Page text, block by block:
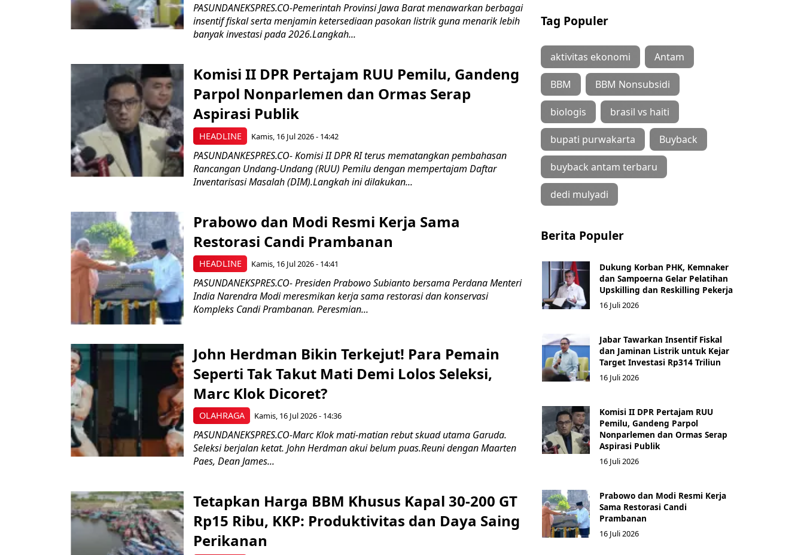
PASUNDANEKSPRES.CO-Pemerintah Provinsi Jawa Barat menawarkan berbagai
insentif fiskal serta menjamin ketersediaan pasokan listrik guna menarik lebih
banyak investasi pada 2026.Langkah...
HEADLINE
Komisi II DPR Pertajam RUU Pemilu, Gandeng
Parpol Nonparlemen dan Ormas Serap
Aspirasi Publik
Kamis, 16 Jul 2026 - 14:42
PASUNDANKESPRES.CO- Komisi II DPR RI terus mematangkan pembahasan
Rancangan Undang-Undang (RUU) Pemilu dengan mempertajam Daftar
Inventarisasi Masalah (DIM).Langkah ini dilakukan...
HEADLINE
Prabowo dan Modi Resmi Kerja Sama
Restorasi Candi Prambanan
Kamis, 16 Jul 2026 - 14:41
PASUNDANEKSPRES.CO- Presiden Prabowo Subianto bersama Perdana Menteri
India Narendra Modi meresmikan kerja sama restorasi dan konservasi
Kompleks Candi Prambanan. Peresmian...
OLAHRAGA
John Herdman Bikin Terkejut! Para Pemain
Seperti Tak Takut Mati Demi Lolos Seleksi,
Marc Klok Dicoret?
Kamis, 16 Jul 2026 - 14:36
PASUNDANEKSPRES.CO-Marc Klok mati-matian rebut skuad utama Garuda.
Seleksi berjalan ketat. John Herdman akui belum puas.Reuni dengan Maarten
Paes, Dean James...
Tetapkan Harga BBM Khusus Kapal 30-200 GT
Rp15 Ribu, KKP: Produktivitas dan Daya Saing
Perikanan
Tag Populer
aktivitas ekonomi Antam
BBM BBM Nonsubsidi
biologis brasil vs haiti
bupati purwakarta Buyback
buyback antam terbaru
dedi mulyadi
Berita Populer
Dukung Korban PHK, Kemnaker
dan Sampoerna Gelar Pelatihan
Upskilling dan Reskilling Pekerja
16 Juli 2026
Jabar Tawarkan Insentif Fiskal
dan Jaminan Listrik untuk Kejar
Target Investasi Rp314 Triliun
16 Juli 2026
Komisi II DPR Pertajam RUU
Pemilu, Gandeng Parpol
Nonparlemen dan Ormas Serap
Aspirasi Publik
16 Juli 2026
Prabowo dan Modi Resmi Kerja
Sama Restorasi Candi
Prambanan
16 Juli 2026